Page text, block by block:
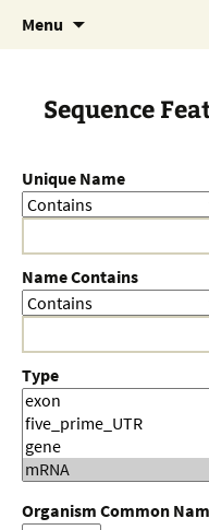
Menu
Sequence
Unique Name
Name Contains
Type
Organism Common